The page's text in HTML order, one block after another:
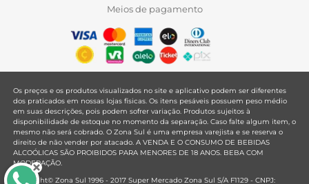
Meios de pagamento
Os preços e os produtos visualizados no site e aplicativo podem ser diferentes
dos praticados em nossas lojas físicas. Os itens pesáveis possuem peso médio
em suas descrições, pois podem sofrer variação. Produtos sujeitos à
disponibilidade de estoque no momento da separação. Caso falte algum item, o
mesmo não será cobrado. O Zona Sul é uma empresa varejista e se reserva o
direito de não vender por atacado. A VENDA E O CONSUMO DE BEBIDAS
ALCOÓLICAS SÃO PROIBIDOS PARA MENORES DE 18 ANOS. BEBA COM
MODERAÇÃO.
Copyright© Zona Sul 1996 - 2017 Super Mercado Zona Sul S/A F1129 - CNPJ: